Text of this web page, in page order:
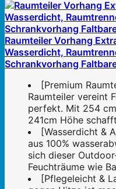
Raumteiler Vorhang
Wasserdicht,
Schrankvorhang
[Premium
Raumteiler vereint
perfekt. Mit 254
241cm Höhe
[Wasserdicht &
aus 100%
sich dieser
Feuchträume wie
[Pflegeleicht &